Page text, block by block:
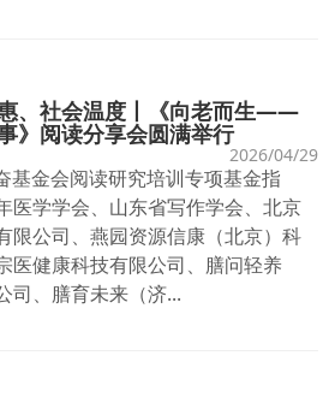
、社会温度丨《向老而生——
》阅读分享会圆满举行
2026/04/29
基金会阅读研究培训专项基金指
医学学会、山东省写作学会、北京
限公司、燕园资源信康（北京）科
医健康科技有限公司、膳问轻养
司、膳育未来（济...